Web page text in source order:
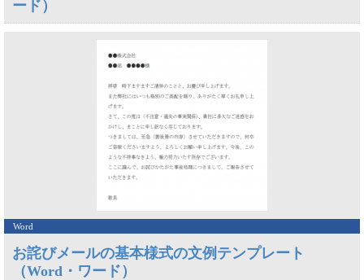
ード）
Word
お詫びメールの基本様式の文例テンプレート
（Word・ワード）